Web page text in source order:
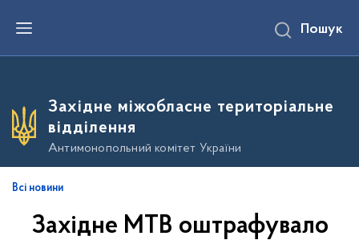
е
о
о
в
Пошук
Західне міжобласне територіальне
відділення
Антимонопольний комітет України
Всі новини
Західне МТВ оштрафувало